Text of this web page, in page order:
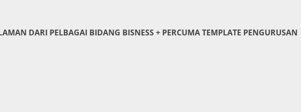
DARI PELBAGAI BIDANG BISNESS + PERCUMA TEMPLATE PENGURUSAN